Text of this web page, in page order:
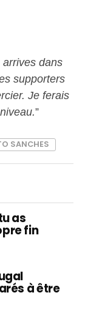
arrives dans
supporters
Je ferais
”
SANCHES
as
fin
à être